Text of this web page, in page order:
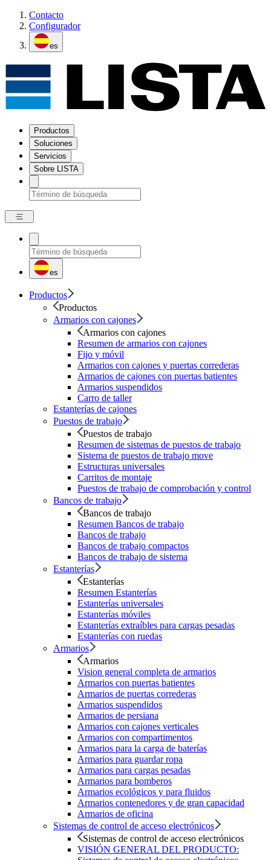
Contacto
Configurador
es
Productos
Soluciones
Servicios
Sobre LISTA
es
Productos
Productos
Armarios con cajones
Armarios con cajones
Resumen de armarios con cajones
Fijo y móvil
Armarios con cajones y puertas correderas
Armarios de cajones con puertas batientes
Armarios suspendidos
Carro de taller
Estanterías de cajones
Puestos de trabajo
Puestos de trabajo
Resumen de sistemas de puestos de trabajo
Sistema de puestos de trabajo move
Estructuras universales
Carritos de montaje
Puestos de trabajo de comprobación y control
Bancos de trabajo
Bancos de trabajo
Resumen Bancos de trabajo
Bancos de trabajo
Bancos de trabajo compactos
Bancos de trabajo de sistema
Estanterías
Estanterías
Resumen Estanterías
Estanterías universales
Estanterías móviles
Estanterías extraíbles para cargas pesadas
Estanterías con ruedas
Armarios
Armarios
Vision general completa de armarios
Armarios con puertas batientes
Armarios de puertas correderas
Armarios suspendidos
Armarios de persiana
Armarios con cajones verticales
Armarios con compartimentos
Armarios para la carga de baterías
Armarios para guardar ropa
Armarios para cargas pesadas
Armarios para bomberos
Armarios ecológicos y para fluidos
Armarios contenedores y de gran capacidad
Armarios de oficina
Sistemas de control de acceso electrónicos
Sistemas de control de acceso electrónicos
VISIÓN GENERAL DEL PRODUCTO: